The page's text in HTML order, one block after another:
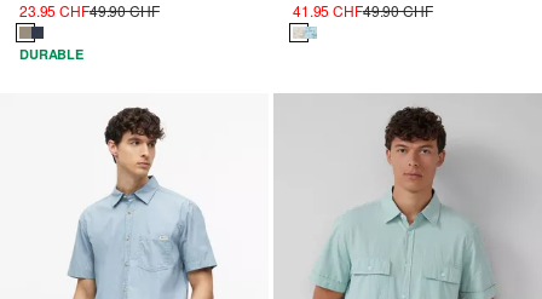
23.95 CHF49.90 CHF
DURABLE
41.95 CHF49.90 CHF